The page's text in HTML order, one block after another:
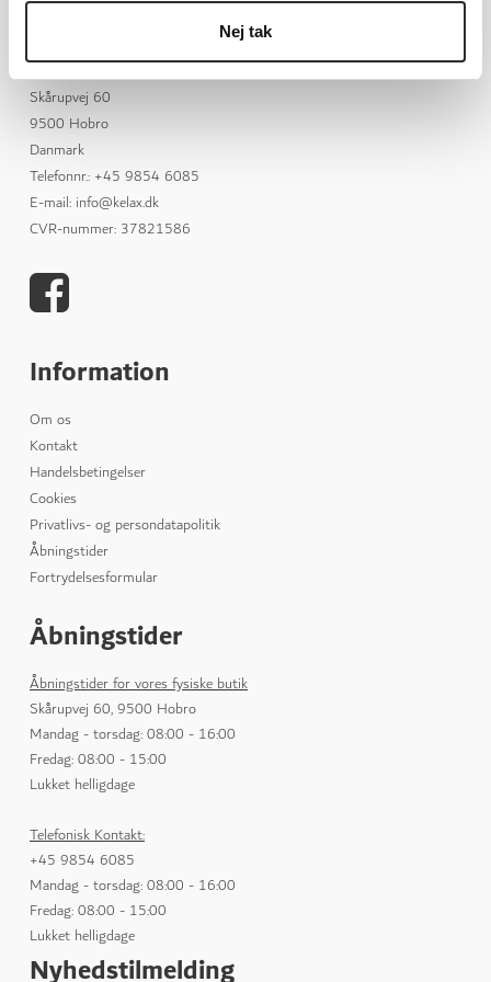
Nej tak
KELAX ApS
Skårupvej 60
9500 Hobro
Danmark
Telefonnr.: +45 9854 6085
E-mail: info@kelax.dk
CVR-nummer: 37821586
Information
Om os
Kontakt
Handelsbetingelser
Cookies
Privatlivs- og persondatapolitik
Åbningstider
Fortrydelsesformular
Åbningstider
Åbningstider for vores fysiske butik
Skårupvej 60, 9500 Hobro
Mandag - torsdag: 08:00 - 16:00
Fredag: 08:00 - 15:00
Lukket helligdage
Telefonisk Kontakt:
+45 9854 6085
Mandag - torsdag: 08:00 - 16:00
Fredag: 08:00 - 15:00
Lukket helligdage
Nyhedstilmelding